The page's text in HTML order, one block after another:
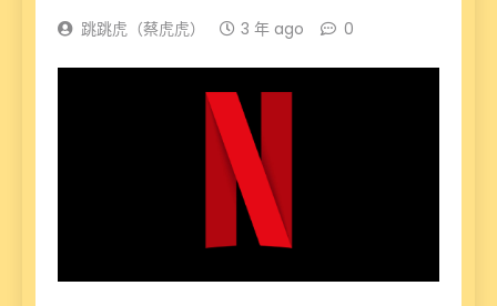
跳跳虎（蔡虎虎） 3 年 ago 0